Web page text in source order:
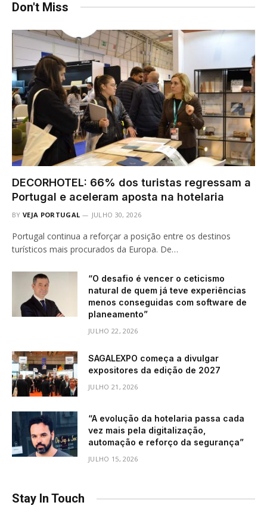
Don't Miss
DECORHOTEL: 66% dos turistas regressam a
Portugal e aceleram aposta na hotelaria
BY VEJA PORTUGAL JULHO 30, 2026
Portugal continua a reforçar a posição entre os destinos
turísticos mais procurados da Europa. De…
“O desafio é vencer o ceticismo
natural de quem já teve experiências
menos conseguidas com software de
planeamento”
JULHO 22, 2026
SAGALEXPO começa a divulgar
expositores da edição de 2027
JULHO 21, 2026
“A evolução da hotelaria passa cada
vez mais pela digitalização,
automação e reforço da segurança”
JULHO 15, 2026
Stay In Touch